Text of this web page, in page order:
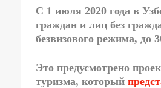
С 1 июля 2020 года в
граждан и лиц без
безвизового режима, до
Это предусмотрено
туризма, который